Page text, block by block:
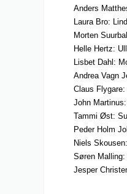
Anders
Laura Bro:
Morten
Helle Hertz:
Lisbet Dahl:
Andrea Vagn
Claus
John
Tammi Øst:
Peder Holm
Niels
Søren Malling:
Jesper